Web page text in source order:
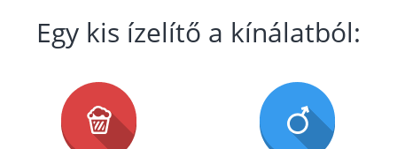
Egy kis ízelítő a kínálatból: